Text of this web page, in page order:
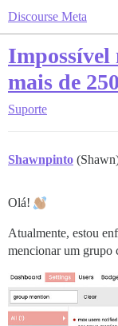
Discourse Meta
Impossível
mais de
Suporte
Shawnpinto
Olá!
Atualmente, estou
mencionar um grupo